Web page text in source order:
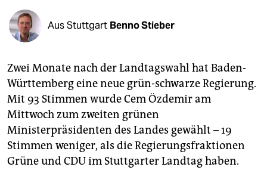
abo
epaper login
Aus Stuttgart Benno Stieber
Zwei Monate nach der Landtagswahl hat Baden-
Württemberg eine neue grün-schwarze Regierung.
Mit 93 Stimmen wurde Cem Özdemir am
Mittwoch zum zweiten grünen
Ministerpräsidenten des Landes gewählt – 19
Stimmen weniger, als die Regierungsfraktionen
Grüne und CDU im Stuttgarter Landtag haben.